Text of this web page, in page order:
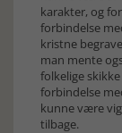
karakter, og
forbindelse
kristne
man mente
folkelige skikke
forbindelse
kunne være
tilbage.